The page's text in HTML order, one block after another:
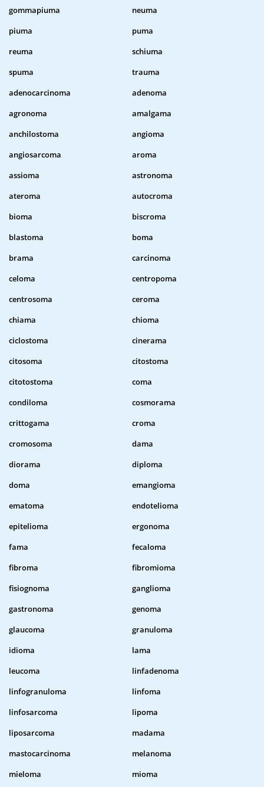
gommapiuma
neuma
piuma
puma
reuma
schiuma
spuma
trauma
adenocarcinoma
adenoma
agronoma
amalgama
anchilostoma
angioma
angiosarcoma
aroma
assioma
astronoma
ateroma
autocroma
bioma
biscroma
blastoma
boma
brama
carcinoma
celoma
centropoma
centrosoma
ceroma
chiama
chioma
ciclostoma
cinerama
citosoma
citostoma
citotostoma
coma
condiloma
cosmorama
crittogama
croma
cromosoma
dama
diorama
diploma
doma
emangioma
ematoma
endotelioma
epitelioma
ergonoma
fama
fecaloma
fibroma
fibromioma
fisiognoma
ganglioma
gastronoma
genoma
glaucoma
granuloma
idioma
lama
leucoma
linfadenoma
linfogranuloma
linfoma
linfosarcoma
lipoma
liposarcoma
madama
mastocarcinoma
melanoma
mieloma
mioma